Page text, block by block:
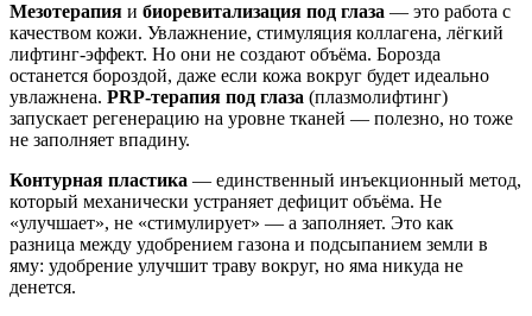
Мезотерапия и биоревитализация под глаза — это работа с
качеством кожи. Увлажнение, стимуляция коллагена, лёгкий
лифтинг-эффект. Но они не создают объёма. Борозда
останется бороздой, даже если кожа вокруг будет идеально
увлажнена. PRP-терапия под глаза (плазмолифтинг)
запускает регенерацию на уровне тканей — полезно, но тоже
не заполняет впадину.
Контурная пластика — единственный инъекционный метод,
который механически устраняет дефицит объёма. Не
«улучшает», не «стимулирует» — а заполняет. Это как
разница между удобрением газона и подсыпанием земли в
яму: удобрение улучшит траву вокруг, но яма никуда не
денется.